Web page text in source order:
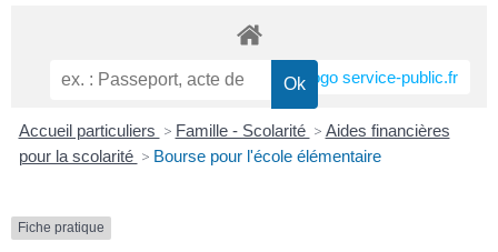
Accueil particuliers > Famille - Scolarité > Aides financières
pour la scolarité > Bourse pour l'école élémentaire
Fiche pratique